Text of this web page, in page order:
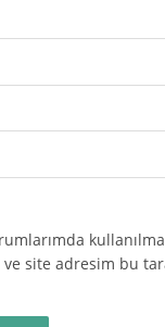
site adresim bu